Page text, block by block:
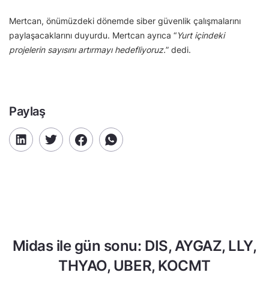
Mertcan, önümüzdeki dönemde siber güvenlik çalışmalarını
paylaşacaklarını duyurdu. Mertcan ayrıca “Yurt içindeki
projelerin sayısını artırmayı hedefliyoruz.” dedi.
Paylaş
Midas ile gün sonu: DIS, AYGAZ, LLY,
THYAO, UBER, KOCMT